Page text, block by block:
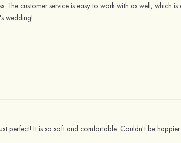
The customer service is easy to work with as well, which
wedding!
perfect! It is so soft and comfortable. Couldn't be